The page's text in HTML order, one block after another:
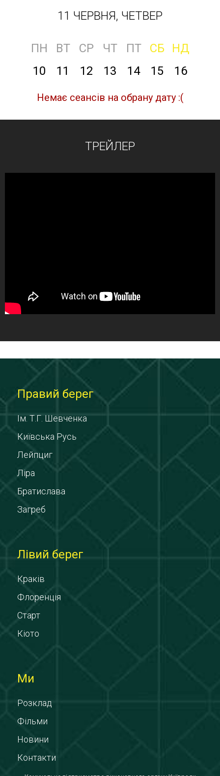
11 ЧЕРВНЯ, ЧЕТВЕР
ПН ВТ СР ЧТ ПТ СБ
НД
10
11 12 13 14 15 16
Немає сеансів на обрану дату :(
ТРЕЙЛЕР
Правий берег
Ім. Т.Г. Шевченка
Київська Русь
Лейпциг
Ліра
Братислава
Загреб
Лівий берег
Краків
Флоренція
Старт
Кіото
Ми
Розклад
Фільми
Новини
Контакти